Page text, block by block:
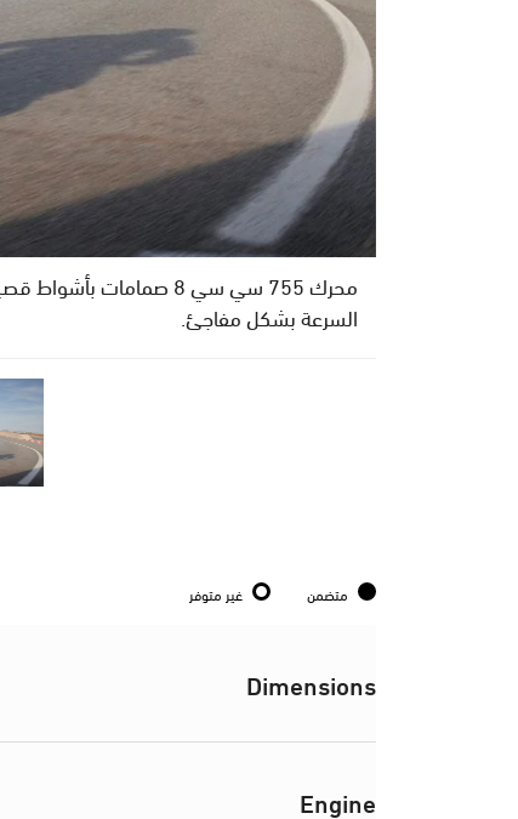
السرعة بشكل مفاجئ.
متضمن غير متوفر
Dimensions
Engine